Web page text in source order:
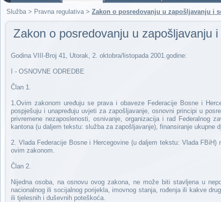
Služba> Pravna regulativa> Zakon o posredovanju u zapošljavanju i
Zakon o posredovanju u zapošljavanju
Godina VIII-Broj 41, Utorak, 2. oktobra/listopada 2001.godine:
I - OSNOVNE ODREDBE
Član 1.
1.Ovim zakonom uređuju se prava i obaveze Federacije Bosne i
pospješuju i unapređuju uvjeti za zapošljavanje, osnovni principi u
privremene nezaposlenosti, osnivanje, organizacija i rad Federalnog
kantona (u daljem tekstu: služba za zapošljavanje), finansiranje
2. Vlada Federacije Bosne i Hercegovine (u daljem tekstu: Vlada
ovim zakonom.
Član 2.
Nijedna osoba, na osnovu ovog zakona, ne može biti stavljena u
nacionalnog ili socijalnog porijekla, imovnog stanja, rođenja ili kakve
ili tjelesnih i duševnih poteškoća.